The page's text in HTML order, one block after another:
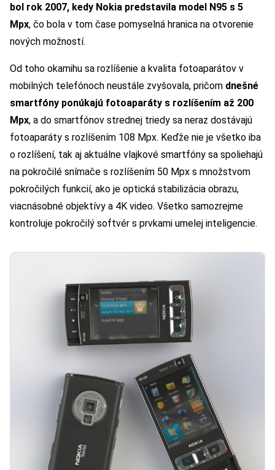
bol rok 2007, kedy Nokia predstavila model N95 s 5
Mpx, čo bola v tom čase pomyselná hranica na otvorenie
nových možností.
Od toho okamihu sa rozlíšenie a kvalita fotoaparátov v
mobilných telefónoch neustále zvyšovala, pričom dnešné
smartfóny ponúkajú fotoaparáty s rozlíšením až 200
Mpx, a do smartfónov strednej triedy sa neraz dostávajú
fotoaparáty s rozlíšením 108 Mpx. Keďže nie je všetko iba
o rozlíšení, tak aj aktuálne vlajkové smartfóny sa spoliehajú
na pokročilé snímače s rozlíšením 50 Mpx s množstvom
pokročilých funkcií, ako je optická stabilizácia obrazu,
viacnásobné objektívy a 4K video. Všetko samozrejme
kontroluje pokročilý softvér s prvkami umelej inteligencie.